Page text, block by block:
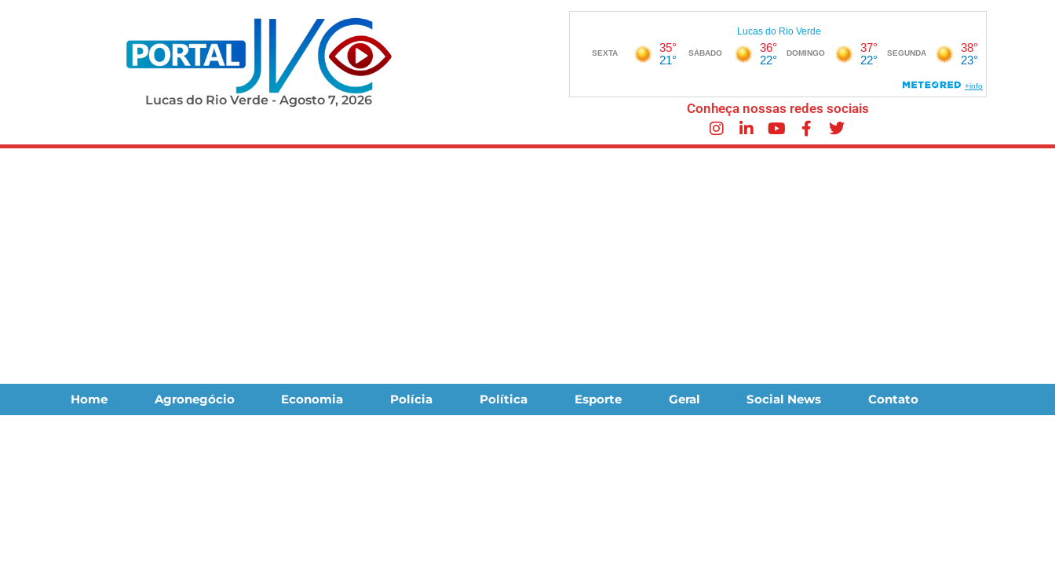
Lucas do Rio Verde - Agosto 7, 2026
Conheça nossas redes sociais
Home Agronegócio Economia Polícia Política Esporte Geral Social News Contato